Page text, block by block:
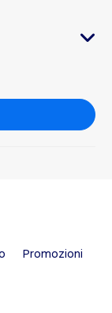
Promozioni